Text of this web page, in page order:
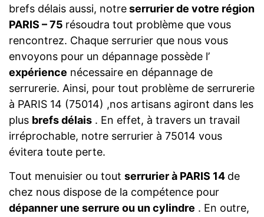
brefs délais aussi, notreserrurier de votre région
PARIS – 75 résoudra tout problème que vous
rencontrez. Chaque serrurier que nous vous
envoyons pour un dépannage possède l’
expérience nécessaire en dépannage de
serrurerie. Ainsi, pour tout problème de serrurerie
à PARIS 14 (75014) ,nos artisans agiront dans les
plus brefs délais . En effet, à travers un travail
irréprochable, notre serrurier à 75014 vous
évitera toute perte.
Tout menuisier ou tout serrurier à PARIS 14 de
chez nous dispose de la compétence pour
dépanner une serrure ou un cylindre . En outre,